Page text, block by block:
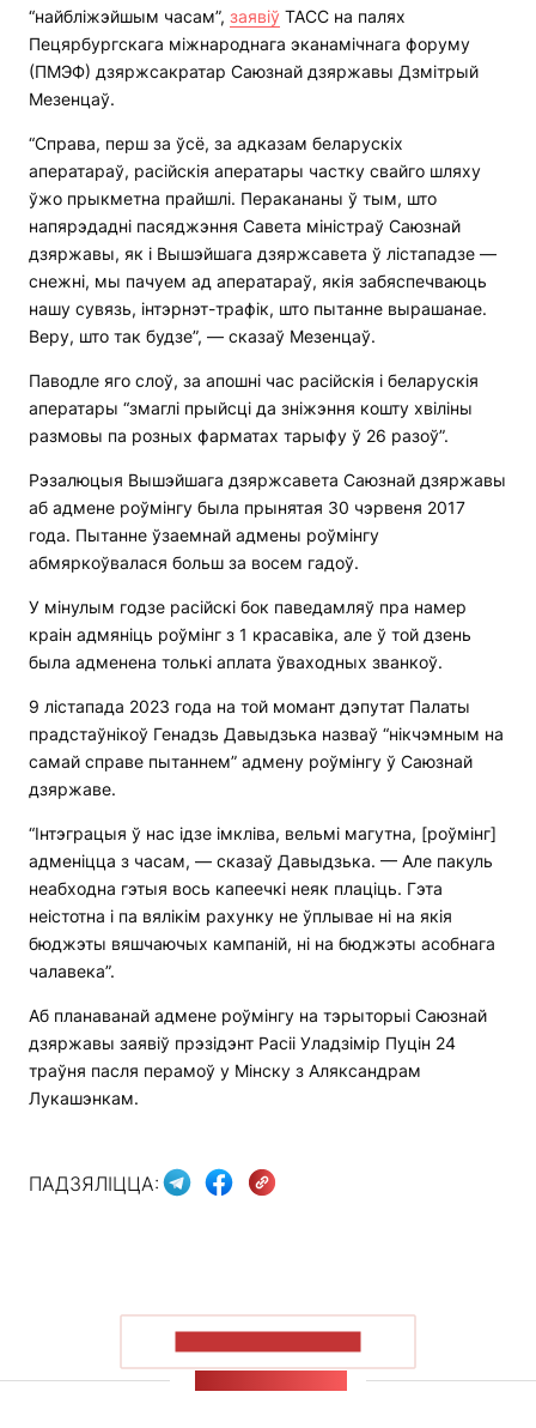
“найбліжэйшым часам”, заявіў ТАСС на палях
Пецярбургскага міжнароднага эканамічнага форуму
(ПМЭФ) дзяржсакратар Саюзнай дзяржавы Дзмітрый
Мезенцаў.
“Справа, перш за ўсё, за адказам беларускіх
аператараў, расійскія аператары частку свайго шляху
ўжо прыкметна прайшлі. Перакананы ў тым, што
напярэдадні пасяджэння Савета міністраў Саюзнай
дзяржавы, як і Вышэйшага дзяржсавета ў лістападзе —
снежні, мы пачуем ад аператараў, якія забяспечваюць
нашу сувязь, інтэрнэт-трафік, што пытанне вырашанае.
Веру, што так будзе”, — сказаў Мезенцаў.
Паводле яго слоў, за апошні час расійскія і беларускія
аператары “змаглі прыйсці да зніжэння кошту хвіліны
размовы па розных фарматах тарыфу ў 26 разоў”.
Рэзалюцыя Вышэйшага дзяржсавета Саюзнай дзяржавы
аб адмене роўмінгу была прынятая 30 чэрвеня 2017
года. Пытанне ўзаемнай адмены роўмінгу
абмяркоўвалася больш за восем гадоў.
У мінулым годзе расійскі бок паведамляў пра намер
краін адмяніць роўмінг з 1 красавіка, але ў той дзень
была адменена толькі аплата ўваходных званкоў.
9 лістапада 2023 года на той момант дэпутат Палаты
прадстаўнікоў Генадзь Давыдзька назваў “нікчэмным на
самай справе пытаннем” адмену роўмінгу ў Саюзнай
дзяржаве.
“Інтэграцыя ў нас ідзе імкліва, вельмі магутна, [роўмінг]
адменіцца з часам, — сказаў Давыдзька. — Але пакуль
неабходна гэтыя вось капеечкі неяк плаціць. Гэта
неістотна і па вялікім рахунку не ўплывае ні на якія
бюджэты вяшчаючых кампаній, ні на бюджэты асобнага
чалавека”.
Аб планаванай адмене роўмінгу на тэрыторыі Саюзнай
дзяржавы заявіў прэзідэнт Расіі Уладзімір Пуцін 24
траўня пасля перамоў у Мінску з Аляксандрам
Лукашэнкам.
ПАДЗЯЛІЦЦА: